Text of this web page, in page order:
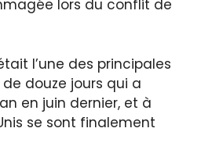
lors du conflit de
l’une des principales
douze jours qui a
en juin dernier, et à
se sont finalement